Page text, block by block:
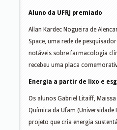
Aluno da UFRJ premiado
Allan Kardec Nogueira de
Space, uma rede de
notáveis sobre farmacologia
recebeu uma placa
Energia a partir de lixo e
Os alunos Gabriel Litaiff,
Química da Ufam
projeto que cria energia